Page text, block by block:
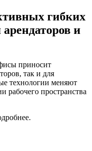
гибких
и
приносит
так и для
технологии меняют
рабочего пространства